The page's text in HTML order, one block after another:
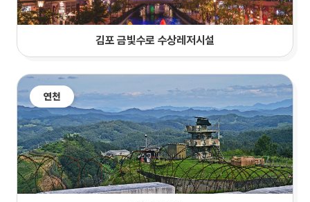
김포 금빛수로 수상레저시설
연천